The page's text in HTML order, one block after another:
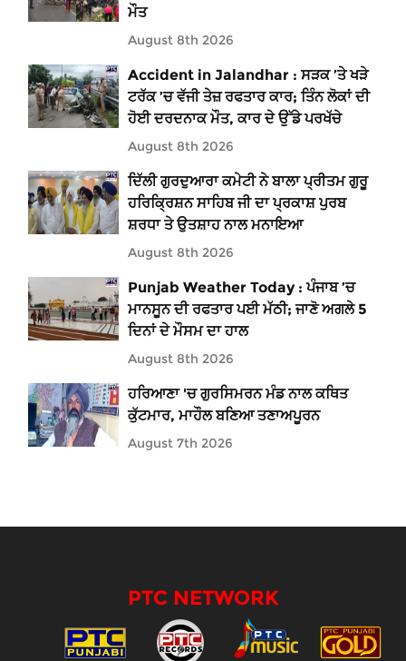
ਮੌਤ
August 8th 2026
Accident in Jalandhar : ਸੜਕ ’ਤੇ ਖੜੇ
ਟਰੱਕ ’ਚ ਵੱਜੀ ਤੇਜ਼ ਰਫਤਾਰ ਕਾਰ; ਤਿੰਨ ਲੋਕਾਂ ਦੀ
ਹੋਈ ਦਰਦਨਾਕ ਮੌਤ, ਕਾਰ ਦੇ ਉੱਡੇ ਪਰਖੱਚੇ
August 8th 2026
ਦਿੱਲੀ ਗੁਰਦੁਆਰਾ ਕਮੇਟੀ ਨੇ ਬਾਲਾ ਪ੍ਰੀਤਮ ਗੁਰੂ
ਹਰਿਕ੍ਰਿਸ਼ਨ ਸਾਹਿਬ ਜੀ ਦਾ ਪ੍ਰਕਾਸ਼ ਪੁਰਬ
ਸ਼ਰਧਾ ਤੇ ਉਤਸ਼ਾਹ ਨਾਲ ਮਨਾਇਆ
August 8th 2026
Punjab Weather Today : ਪੰਜਾਬ ’ਚ
ਮਾਨਸੂਨ ਦੀ ਰਫਤਾਰ ਪਈ ਮੱਠੀ; ਜਾਣੋ ਅਗਲੇ 5
ਦਿਨਾਂ ਦੇ ਮੌਸਮ ਦਾ ਹਾਲ
August 8th 2026
ਹਰਿਆਣਾ 'ਚ ਗੁਰਸਿਮਰਨ ਮੰਡ ਨਾਲ ਕਥਿਤ
ਕੁੱਟਮਾਰ, ਮਾਹੌਲ ਬਣਿਆ ਤਣਾਅਪੂਰਨ
August 7th 2026
PTC NETWORK